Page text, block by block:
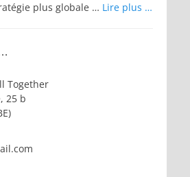
plus globale … Lire plus …
Together
25 b